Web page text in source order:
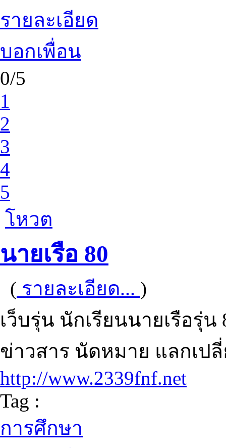
รายละเอียด
บอกเพื่อน
0/5
1
2
3
4
5
โหวต
นายเรือ 80
( รายละเอียด... )
เว็บรุ่น นักเรียนนายเรือรุ่
ข่าวสาร นัดหมาย แลกเป
http://www.2339fnf.net
Tag :
การศึกษา